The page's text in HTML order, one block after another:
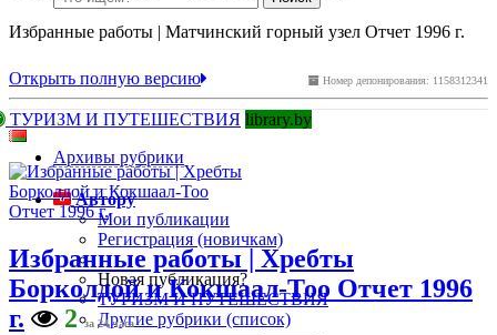
Избранные работы | Матчинский горный узел Отчет 1996 г.
Номер депонирования: 1158312341
Открыть полную версию
ТУРИЗМ И ПУТЕШЕСТВИЯ library.by
Архивы рубрики
Автору
Мои публикации
Регистрация (новичкам)
Новая публикация?
ТУРИЗМ И ПУТЕШЕСТВИЯ
Другие рубрики (список)
Избранные работы | Хребты
Борколдой и Кокшаал-Тоо Отчет 1996
г.
2 за 24 часа